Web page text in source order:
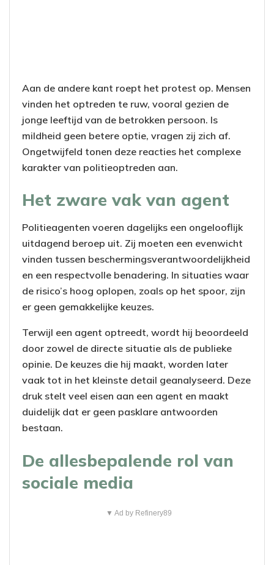
Aan de andere kant roept het protest op. Mensen
vinden het optreden te ruw, vooral gezien de
jonge leeftijd van de betrokken persoon. Is
mildheid geen betere optie, vragen zij zich af.
Ongetwijfeld tonen deze reacties het complexe
karakter van politieoptreden aan.
Het zware vak van agent
Politieagenten voeren dagelijks een ongelooflijk
uitdagend beroep uit. Zij moeten een evenwicht
vinden tussen beschermingsverantwoordelijkheid
en een respectvolle benadering. In situaties waar
de risico’s hoog oplopen, zoals op het spoor, zijn
er geen gemakkelijke keuzes.
Terwijl een agent optreedt, wordt hij beoordeeld
door zowel de directe situatie als de publieke
opinie. De keuzes die hij maakt, worden later
vaak tot in het kleinste detail geanalyseerd. Deze
druk stelt veel eisen aan een agent en maakt
duidelijk dat er geen pasklare antwoorden
bestaan.
De allesbepalende rol van
sociale media
▼ Ad by Refinery89